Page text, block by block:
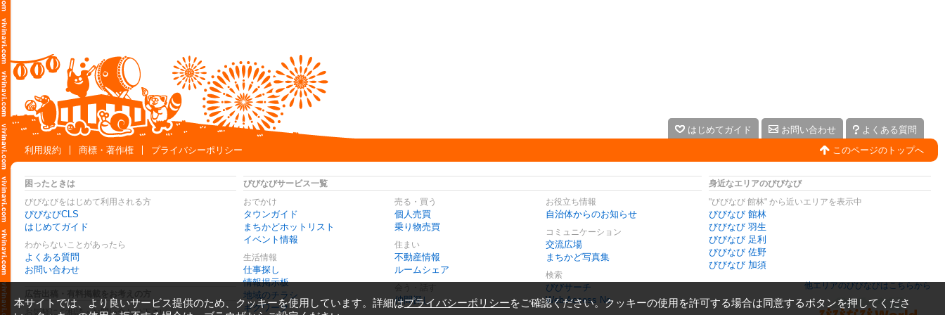
はじめてガイド お問い合わせ
よくある質問
利用規約
商標・著作権 プライバシーポリシー このページのトップへ
困ったときは
びびなびをはじめて利用される方
びびなびCLS
はじめてガイド
わからないことがあったら
よくある質問
お問い合わせ
お気軽にご相談・お問い合わせ下さい
びびなびサービス一覧
おでかけ
タウンガイド
まちかどホットリスト
イベント情報
生活情報
仕事探し
情報掲示板
地域のチラシ
ギグワーク
売る・買う
個人売買
乗り物売買
住まい
不動産情報
ルームシェア
仲間探し
お役立ち情報
自治体からのお知らせ
コミュニケーション
交流広場
まちかど写真集
検索
びびサーチ
Web Access No.
身近なエリアのびびなび
"びびなび 館林" から近いエリアを表示中
びびなび 館林
びびなび 羽生
びびなび 足利
びびなび 佐野
びびなび 加須
他エリアのびびなびはこちらから
本サイトでは、より良いサービス提供のため、クッキーを使用しています。詳細はプライバシーポリシーをご確認ください。クッキーの使用を許可する場合は同意するボタンを押してくださ